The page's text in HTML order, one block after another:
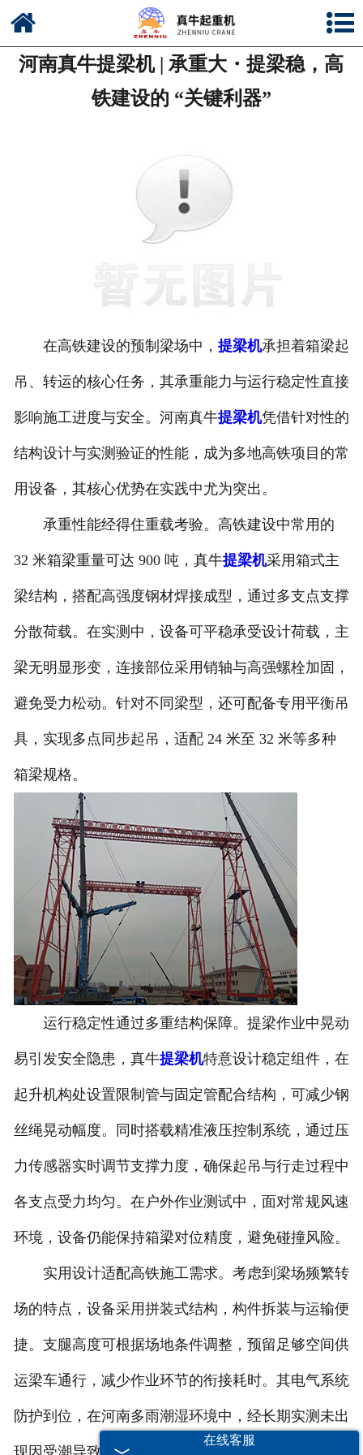
公司简介
新闻中心
河南真牛提梁机 | 承重大・提梁稳，高
铁建设的 “关键利器”
在高铁建设的预制梁场中， 提梁机承担着箱梁起
吊、转运的核心任务，其承重能力与运行稳定性直接
影响施工进度与安全。河南真牛提梁机凭借针对性的
结构设计与实测验证的性能，成为多地高铁项目的常
用设备，其核心优势在实践中尤为突出。
承重性能经得住重载考验。高铁建设中常用的
32 米箱梁重量可达 900 吨，真牛提梁机采用箱式主
梁结构，搭配高强度钢材焊接成型，通过多支点支撑
分散荷载。在实测中，设备可平稳承受设计荷载，主
梁无明显形变，连接部位采用销轴与高强螺栓加固，
避免受力松动。针对不同梁型，还可配备专用平衡吊
具，实现多点同步起吊，适配 24 米至 32 米等多种
箱梁规格。
运行稳定性通过多重结构保障。提梁作业中晃动
易引发安全隐患，真牛提梁机特意设计稳定组件，在
起升机构处设置限制管与固定管配合结构，可减少钢
丝绳晃动幅度。同时搭载精准液压控制系统，通过压
力传感器实时调节支撑力度，确保起吊与行走过程中
各支点受力均匀。在户外作业测试中，面对常规风速
环境，设备仍能保持箱梁对位精度，避免碰撞风险。
实用设计适配高铁施工需求。考虑到梁场频繁转
场的特点，设备采用拼装式结构，构件拆装与运输便
捷。支腿高度可根据场地条件调整，预留足够空间供
运梁车通行，减少作业环节的衔接耗时。其电气系统
防护到位，在河南多雨潮湿环境中，经长期实测未出
在线客服